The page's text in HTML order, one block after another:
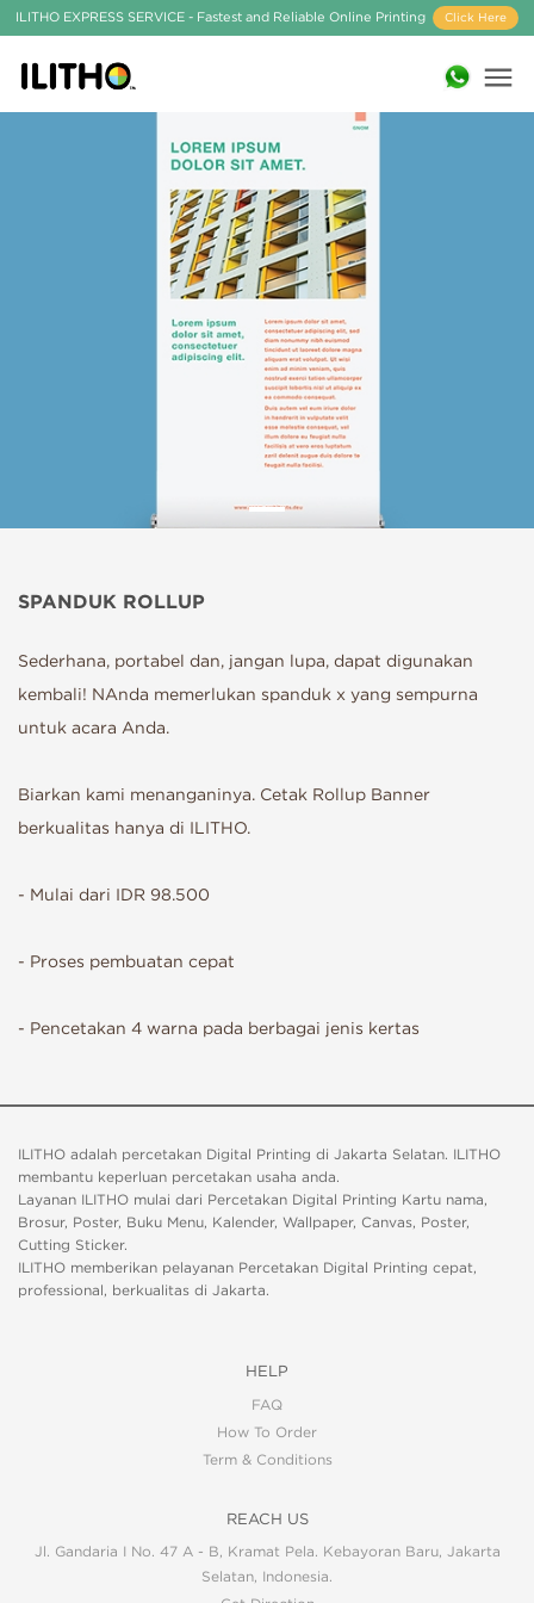
ILITHO EXPRESS SERVICE - Fastest and Reliable Online Printing Click Here
SPANDUK ROLLUP
Sederhana, portabel dan, jangan lupa, dapat digunakan
kembali! NAnda memerlukan spanduk x yang sempurna
untuk acara Anda.
Biarkan kami menanganinya. Cetak Rollup Banner
berkualitas hanya di ILITHO.
- Mulai dari IDR 98.500
- Proses pembuatan cepat
- Pencetakan 4 warna pada berbagai jenis kertas
ILITHO adalah percetakan Digital Printing di Jakarta Selatan. ILITHO
membantu keperluan percetakan usaha anda.
Layanan ILITHO mulai dari Percetakan Digital Printing Kartu nama,
Brosur, Poster, Buku Menu, Kalender, Wallpaper, Canvas, Poster,
Cutting Sticker.
ILITHO memberikan pelayanan Percetakan Digital Printing cepat,
professional, berkualitas di Jakarta.
HELP
FAQ
How To Order
Term & Conditions
REACH US
Jl. Gandaria I No. 47 A - B, Kramat Pela. Kebayoran Baru, Jakarta
Selatan, Indonesia.